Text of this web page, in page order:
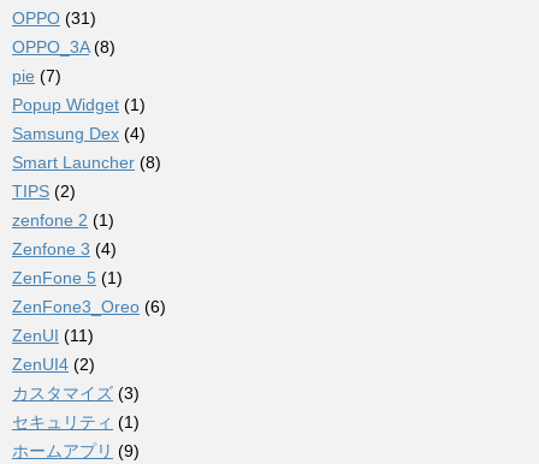
OPPO (31)
OPPO_3A(8)
pie (7)
Popup Widget (1)
Samsung Dex (4)
Smart Launcher (8)
TIPS (2)
zenfone 2 (1)
Zenfone 3 (4)
ZenFone 5 (1)
ZenFone3_Oreo (6)
ZenUI (11)
ZenUI4 (2)
カスタマイズ (3)
セキュリティ (1)
ホームアプリ (9)